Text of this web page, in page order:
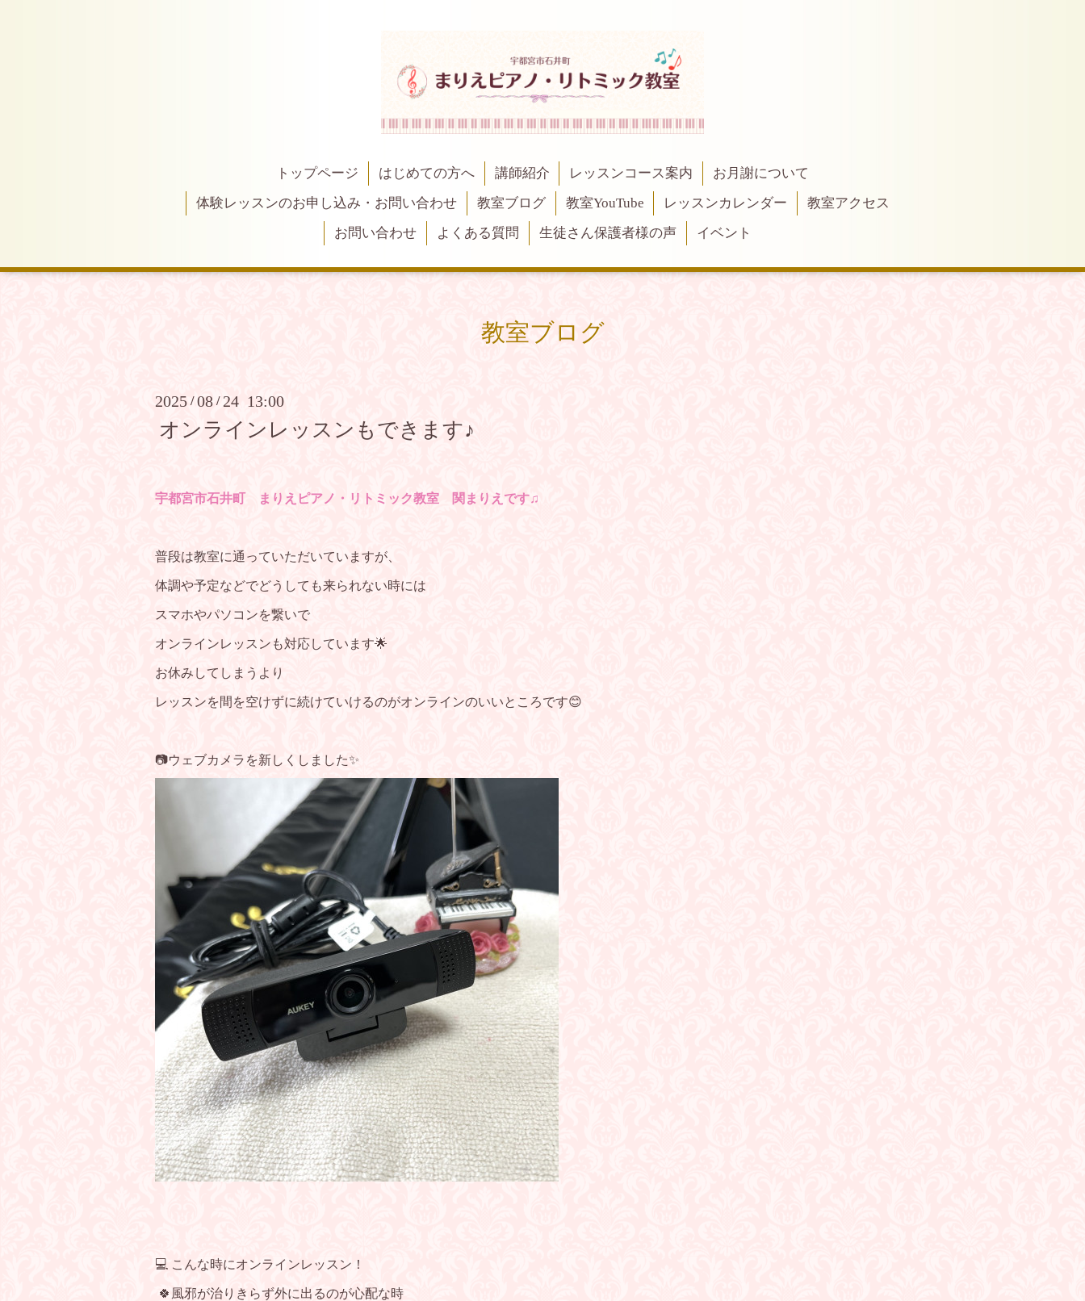
トップページ はじめての方へ 講師紹介 レッスンコース案内
お月謝について
体験レッスンのお申し込み・お問い合わせ
教室ブログ 教室YouTube レッスンカレンダー
教室アクセス
お問い合わせ
よくある質問 生徒さん保護者様の声 イベント
教室ブログ
2025 /08 / 24 13:00
オンラインレッスンもできます♪
宇都宮市石井町 まりえピアノ・リトミック教室 関まりえです♫
普段は教室に通っていただいていますが、
体調や予定などでどうしても来られない時には
スマホやパソコンを繋いで
オンラインレッスンも対応しています🌟
お休みしてしまうより
レッスンを間を空けずに続けていけるのがオンラインのいいところです😊
📷ウェブカメラを新しくしました✨
💻 こんな時にオンラインレッスン！
🍀風邪が治りきらず外に出るのが心配な時